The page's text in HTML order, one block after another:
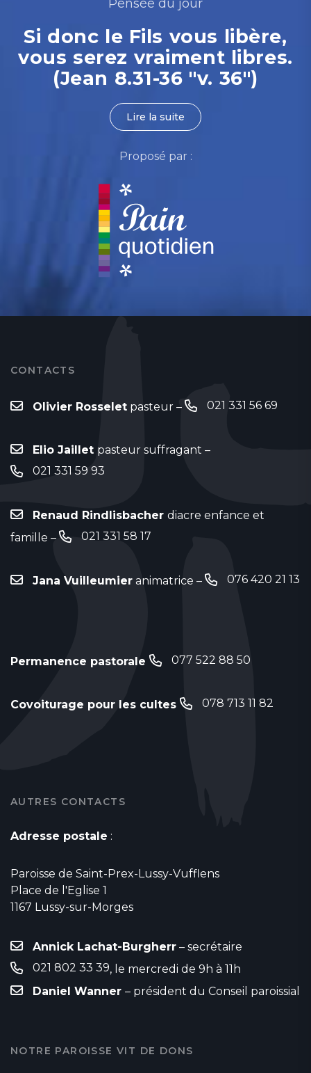
Pensée du jour
Si donc le Fils vous libère,
vous serez vraiment libres.
(Jean 8.31-36 "v. 36")
Lire la suite
Proposé par :
CONTACTS
Olivier Rosselet pasteur – 021 331 56 69
Elio Jaillet pasteur suffragant –
021 331 59 93
Renaud Rindlisbacher diacre enfance et
famille –
021 331 58 17
Jana Vuilleumier animatrice – 076 420 21 13
Permanence pastorale 077 522 88 50
Covoiturage pour les cultes 078 713 11 82
AUTRES CONTACTS
Adresse postale :
Paroisse de Saint-Prex-Lussy-Vufflens
Place de l'Eglise 1
1167 Lussy-sur-Morges
Annick Lachat-Burgherr – secrétaire
021 802 33 39, le mercredi de 9h à 11h
Daniel Wanner – président du Conseil paroissial
NOTRE PAROISSE VIT DE DONS